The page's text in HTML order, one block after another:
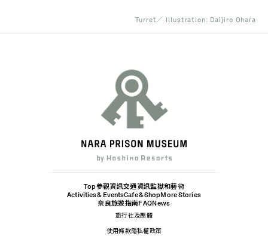
Turret／ Illustration: Daijiro Ohara
Top參觀資訊交通資訊監獄和藝術
Activities & EventsCafe & ShopMore Stories
奈良旅遊指南FAQNews
旅行社及團體
使用條款隱私權政策